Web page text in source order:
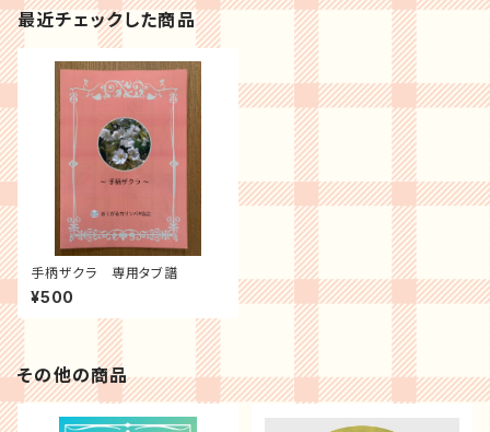
最近チェックした商品
手柄ザクラ 専用タブ譜
¥500
その他の商品